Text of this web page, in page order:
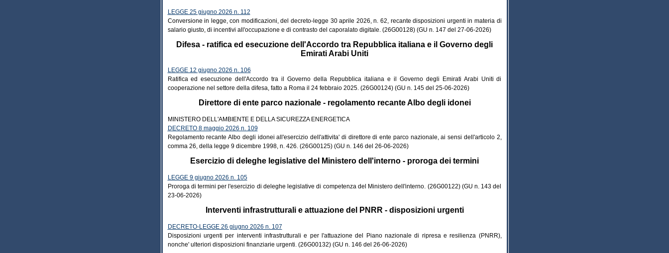
LEGGE 25 giugno 2026 n. 112
Conversione in legge, con modificazioni, del decreto-legge 30 aprile 2026, n. 62, recante disposizioni urgenti in materia di
salario giusto, di incentivi all'occupazione e di contrasto del caporalato digitale. (26G00128) (GU n. 147 del 27-06-2026)
Difesa - ratifica ed esecuzione dell'Accordo tra Repubblica italiana e il Governo degli
Emirati Arabi Uniti
LEGGE 12 giugno 2026 n. 106
Ratifica ed esecuzione dell'Accordo tra il Governo della Repubblica italiana e il Governo degli Emirati Arabi Uniti di
cooperazione nel settore della difesa, fatto a Roma il 24 febbraio 2025. (26G00124) (GU n. 145 del 25-06-2026)
Direttore di ente parco nazionale - regolamento recante Albo degli idonei
MINISTERO DELL'AMBIENTE E DELLA SICUREZZA ENERGETICA
DECRETO 8 maggio 2026 n. 109
Regolamento recante Albo degli idonei all'esercizio dell'attivita' di direttore di ente parco nazionale, ai sensi dell'articolo 2,
comma 26, della legge 9 dicembre 1998, n. 426. (26G00125) (GU n. 146 del 26-06-2026)
Esercizio di deleghe legislative del Ministero dell'interno - proroga dei termini
LEGGE 9 giugno 2026 n. 105
Proroga di termini per l'esercizio di deleghe legislative di competenza del Ministero dell'interno. (26G00122) (GU n. 143 del
23-06-2026)
Interventi infrastrutturali e attuazione del PNRR - disposizioni urgenti
DECRETO-LEGGE 26 giugno 2026 n. 107
Disposizioni urgenti per interventi infrastrutturali e per l'attuazione del Piano nazionale di ripresa e resilienza (PNRR),
nonche' ulteriori disposizioni finanziarie urgenti. (26G00132) (GU n. 146 del 26-06-2026)